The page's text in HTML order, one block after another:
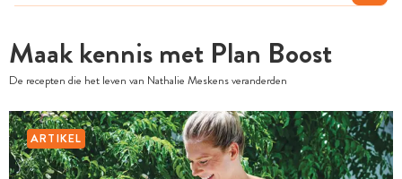
Maak kennis met Plan Boost
De recepten die het leven van Nathalie Meskens veranderden
ARTIKEL